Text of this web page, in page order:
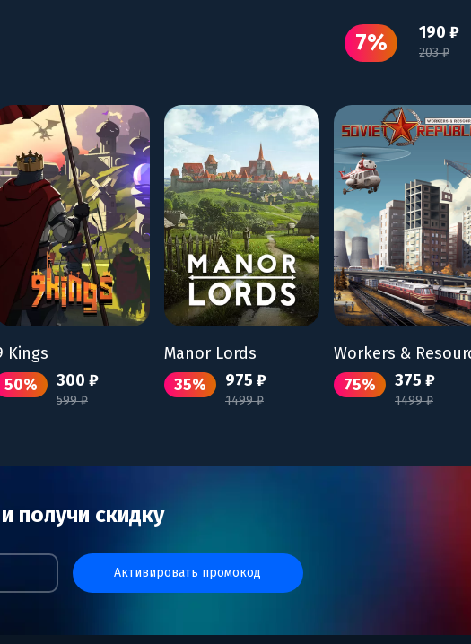
7% 190 ₽
203 ₽
Kings
50%
300 ₽
599 ₽
Manor Lords
35%
975 ₽
1499 ₽
75%
375 ₽
1499 ₽
получи скидку
активировать промокод